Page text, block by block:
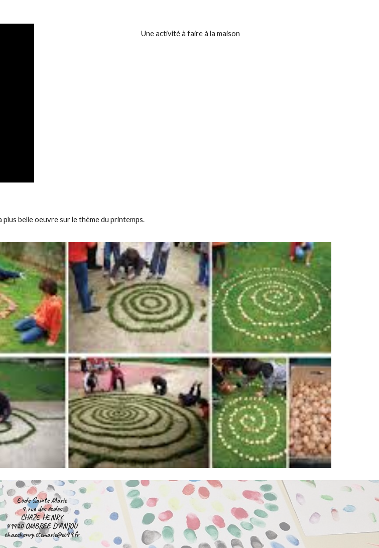
Une activité à faire à la maison
belle oeuvre sur le thème du printemps.
Ecole Sainte Marie
4 rue des écoles
CHAZE HENRY
49420 OMBREE D'ANJOU
chazehenry.stemarie@ec49.fr